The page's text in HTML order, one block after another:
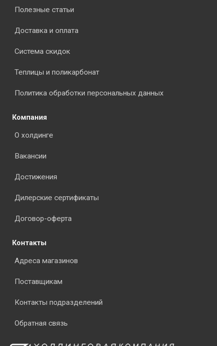
Полезные статьи
Доставка и оплата
Система скидок
Теплицы и поликарбонат
Политика обработки персональных данных
Компания
О холдинге
Вакансии
Достижения
Дилерские сертификаты
Договор-оферта
Контакты
Адреса магазинов
Поставщикам
Контакты подразделений
Обратная связь